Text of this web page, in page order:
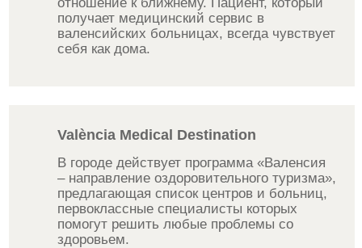
получает медицинский сервис в
валенсийских больницах, всегда чувствует
себя как дома.
València Medical Destination
В городе действует программа «Валенсия
– направление оздоровительного туризма»,
предлагающая список центров и больниц,
первоклассные специалисты которых
помогут решить любые проблемы со
здоровьем.